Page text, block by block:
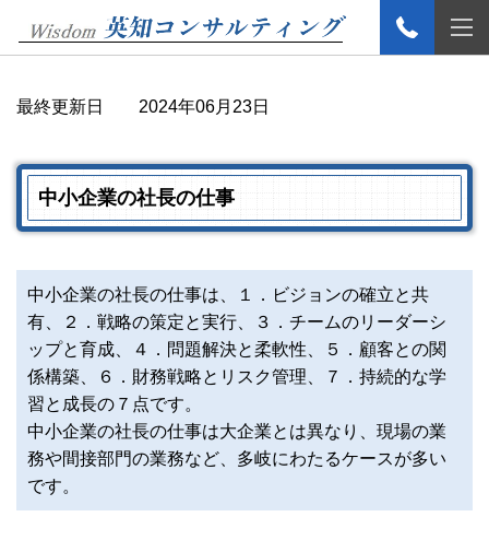
最終更新日 2024年06月23日
中小企業の社長の仕事
中小企業の社長の仕事は、１．ビジョンの確立と共
有、２．戦略の策定と実行、３．チームのリーダーシ
ップと育成、４．問題解決と柔軟性、５．顧客との関
係構築、６．財務戦略とリスク管理、７．持続的な学
習と成長の７点です。
中小企業の社長の仕事は大企業とは異なり、現場の業
務や間接部門の業務など、多岐にわたるケースが多い
です。